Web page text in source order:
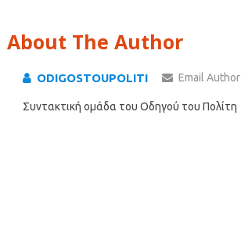
About The Author
ODIGOSTOUPOLITI Email Author
Συντακτική ομάδα του Οδηγού του Πολίτη